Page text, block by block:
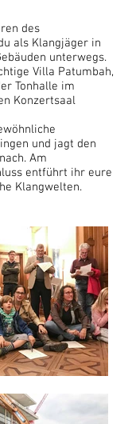
des
als Klangjäger in
unterwegs.
Villa Patumbah,
Tonhalle im
Konzertsaal
und jagt den
Am
entführt ihr eure
Klangwelten.